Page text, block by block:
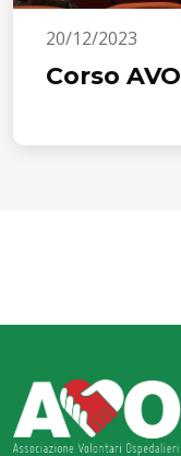
20/12/2023
Corso AVO